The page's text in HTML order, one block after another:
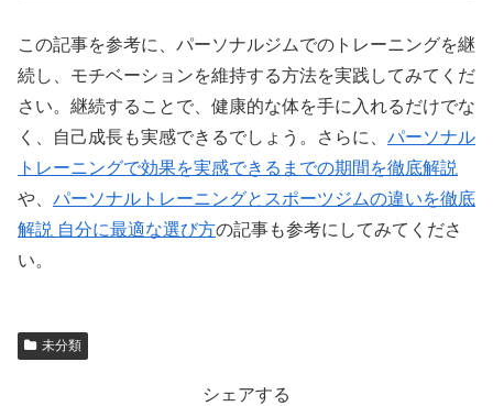
この記事を参考に、パーソナルジムでのトレーニングを継
続し、モチベーションを維持する方法を実践してみてくだ
さい。継続することで、健康的な体を手に入れるだけでな
く、自己成長も実感できるでしょう。さらに、 パーソナル
トレーニングで効果を実感できるまでの期間を徹底解説
や、 パーソナルトレーニングとスポーツジムの違いを徹底
解説 自分に最適な選び方の記事も参考にしてみてくださ
い。
未分類
シェアする